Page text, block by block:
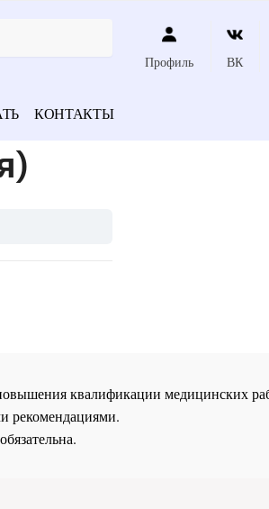
Профиль ВК
КОНТАКТЫ
квалификации медицинских
рекомендациями.
обязательна.